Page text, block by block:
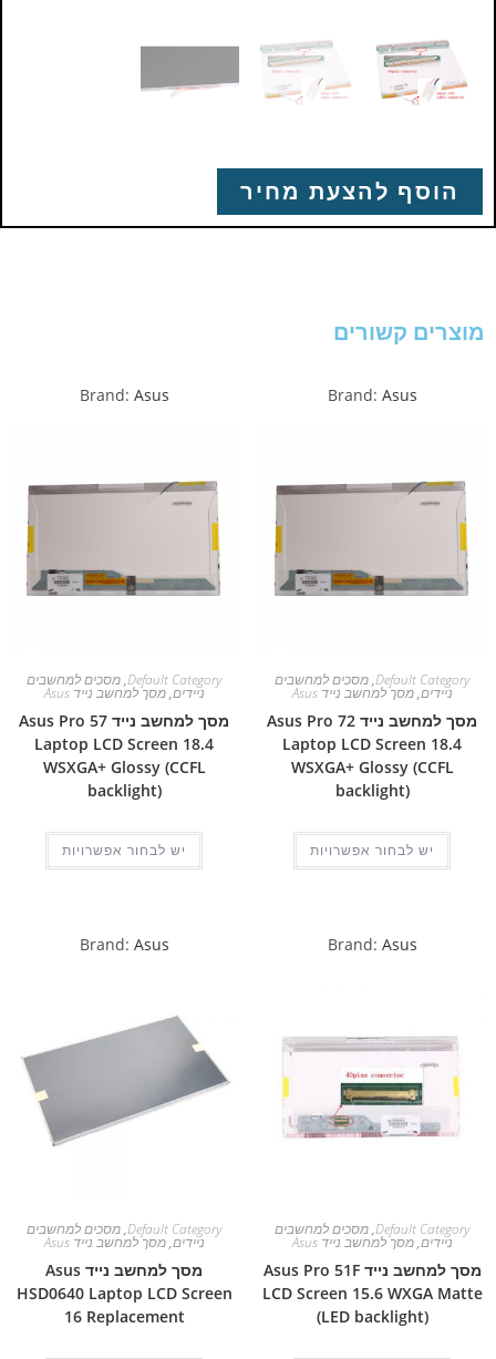
הוסף להצעת מחיר
מוצרים קשורים
Brand: Asus
Default Category
,מסכים למחשבים
ניידים,מסך למחשב נייד Asus
מסך למחשב נייד Asus Pro 72
Laptop LCD Screen 18.4
WSXGA+ Glossy (CCFL
backlight)
יש לבחור אפשרויות
Brand: Asus
Default Category
,מסכים למחשבים
ניידים,מסך למחשב נייד Asus
מסך למחשב נייד Asus Pro 57
Laptop LCD Screen 18.4
WSXGA+ Glossy (CCFL
backlight)
יש לבחור אפשרויות
Brand: Asus
Default Category
,מסכים למחשבים
ניידים,מסך למחשב נייד Asus
מסך למחשב נייד Asus Pro 51F
LCD Screen 15.6 WXGA Matte
(LED backlight)
Brand: Asus
Default Category
,מסכים למחשבים
ניידים,מסך למחשב נייד Asus
מסך למחשב נייד Asus
HSD0640 Laptop LCD Screen
16 Replacement